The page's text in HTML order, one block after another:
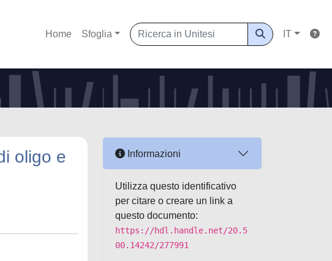
Home Sfoglia IT
oligo e
Informazioni
Utilizza questo identificativo
per citare o creare un link a
questo documento:
https://hdl.handle.net/20.5
00.14242/277991